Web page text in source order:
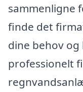
sammenligne
finde det
dine behov
professionelt